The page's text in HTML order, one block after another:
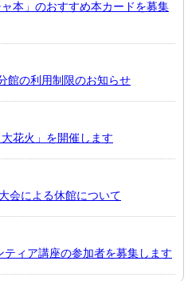
本」のおすすめ本カードを募集
館の利用制限のお知らせ
花火」を開催します
会による休館について
ィア講座の参加者を募集します